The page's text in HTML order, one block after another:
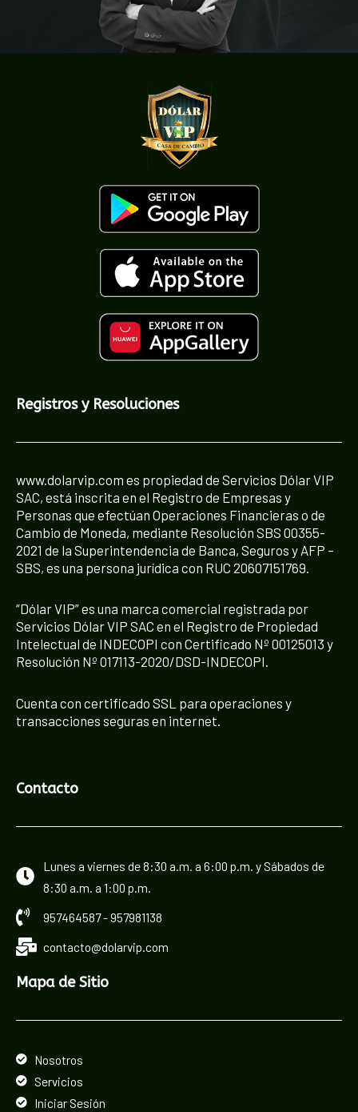
Registros y Resoluciones
www.dolarvip.com es propiedad de Servicios Dólar VIP
SAC, está inscrita en el Registro de Empresas y
Personas que efectúan Operaciones Financieras o de
Cambio de Moneda, mediante Resolución SBS 00355-
2021 de la Superintendencia de Banca, Seguros y AFP –
SBS, es una persona jurídica con RUC 20607151769.
“Dólar VIP” es una marca comercial registrada por
Servicios Dólar VIP SAC en el Registro de Propiedad
Intelectual de INDECOPI con Certificado Nº 00125013 y
Resolución Nº 017113-2020/DSD-INDECOPI.
Cuenta con certificado SSL para operaciones y
transacciones seguras en internet.
Contacto
Lunes a viernes de 8:30 a.m. a 6:00 p.m. y Sábados de
8:30 a.m. a 1:00 p.m.
957464587 - 957981138
contacto@dolarvip.com
Mapa de Sitio
Nosotros
Servicios
Iniciar Sesión